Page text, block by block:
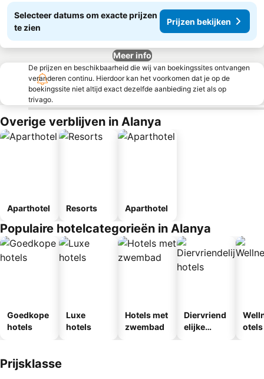
Selecteer datums om exacte prijzen
te zien
Prijzen bekijken
Meer info
De prijzen en beschikbaarheid die wij van boekingssites ontvangen
veranderen continu. Hierdoor kan het voorkomen dat je op de
boekingssite niet altijd exact dezelfde aanbieding ziet als op
trivago.
Overige verblijven in Alanya
Aparthotel Resorts Aparthotel
Populaire hotelcategorieën in Alanya
Goedkope
hotels
Luxe
hotels
Hotels met
zwembad
Diervriend
elijke
otels
Prijsklasse